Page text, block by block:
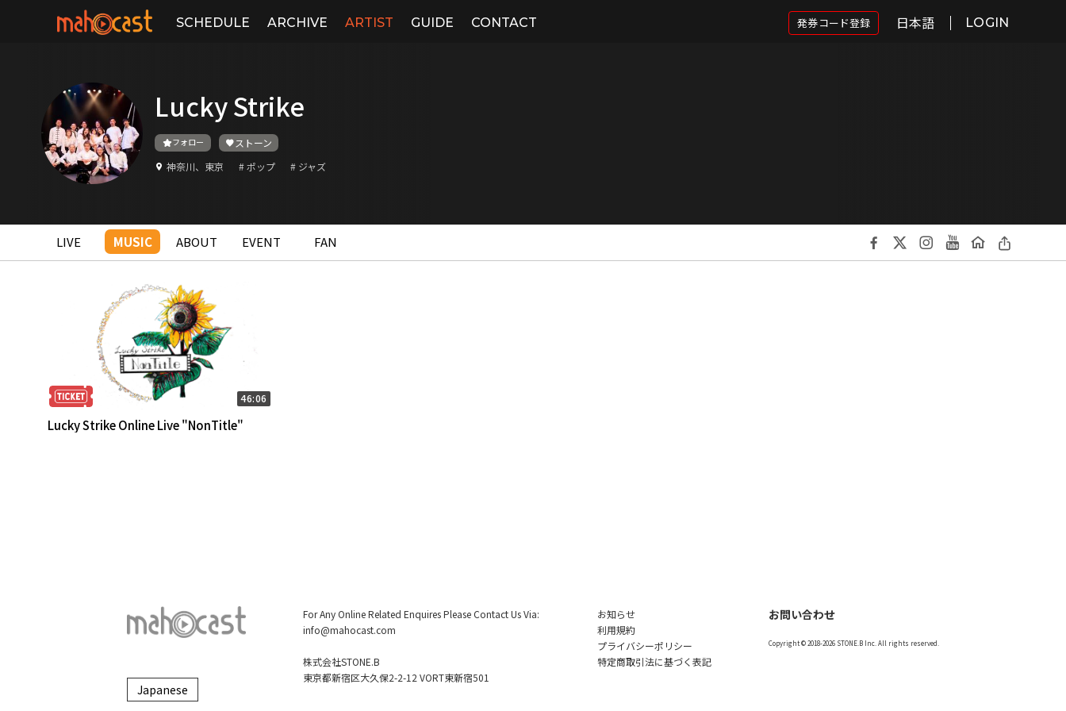
SCHEDULE ARCHIVE ARTIST GUIDE CONTACT 発券コード登録 日本語 LOGIN
Lucky Strike
フォロー
ストーン
神奈川、東京
# ポップ # ジャズ
LIVE MUSIC ABOUT EVENT FAN
46:06
Lucky Strike Online Live "NonTitle"
For Any Online Related Enquires Please Contact Us Via:
info@mahocast.com
株式会社STONE.B
東京都新宿区大久保2-2-12 VORT東新宿501
お知らせ
利用規約
プライバシーポリシー
特定商取引法に基づく表記
お問い合わせ
Copyright © 2018-2026 STONE.B Inc. All rights reserved.